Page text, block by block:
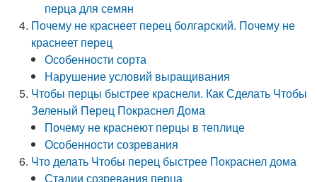
перца для семян
Почему не краснеет перец болгарский. Почему не
краснеет перец
Особенности сорта
Нарушение условий выращивания
Чтобы перцы быстрее краснели. Как Сделать Чтобы
Зеленый Перец Покраснел Дома
Почему не краснеют перцы в теплице
Особенности созревания
Что делать Чтобы перец быстрее Покраснел дома
Стадии созревания перца